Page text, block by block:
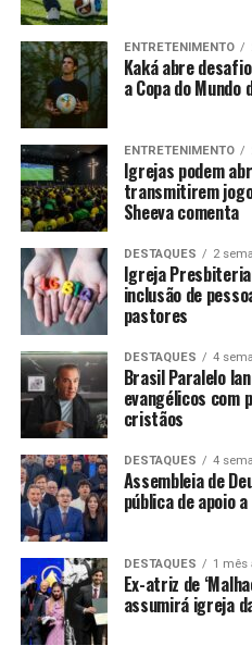
ENTRETENIMENTO
Kaká abre
a Copa do Mundo
ENTRETENIMENTO
Igrejas podem
transmitirem
Sheeva comenta
DESTAQUES 2
Igreja
inclusão de
pastores
DESTAQUES 4
Brasil Paralelo
evangélicos com
cristãos
DESTAQUES 4
Assembleia de
pública de apoio
DESTAQUES 1 mês
Ex-atriz de
assumirá igreja